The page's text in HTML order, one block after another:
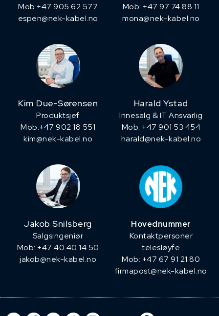
Mob:+47 905 62 577
espen@nek-kabel.no
Mob: +47 97 74 88 11
mona@nek-kabel.no
Kim Due-Sørensen
Produktsjef
​Mob:+47 902 18 551
kim@nek-kabel.no
Harald Ystad
Innesalg & IT Ansvarlig
Mob: +47 901 53 454
harald@nek-kabel.no
Jakob Snilsberg
​Salgsingeniør
Mob: +47 40 40 14 50
jakob@nek-kabel.no
Hovednummer
Kontaktpersoner
telesløyfe
Mob: +47 67 91 21 80
firmapost@nek-kabel.no